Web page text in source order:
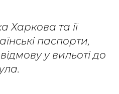
Харкова та її
паспорти,
у вильоті до